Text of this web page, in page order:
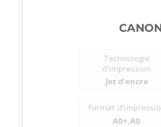
Technologie
d'impression
Jet d'encre
Format
A0+,A0